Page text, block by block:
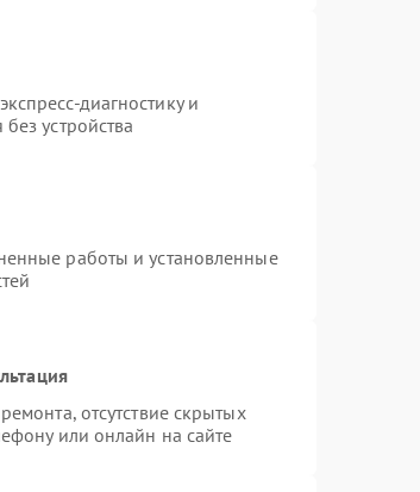
диагностику и
устройства
работы и установленные
отсутствие скрытых
или онлайн на сайте